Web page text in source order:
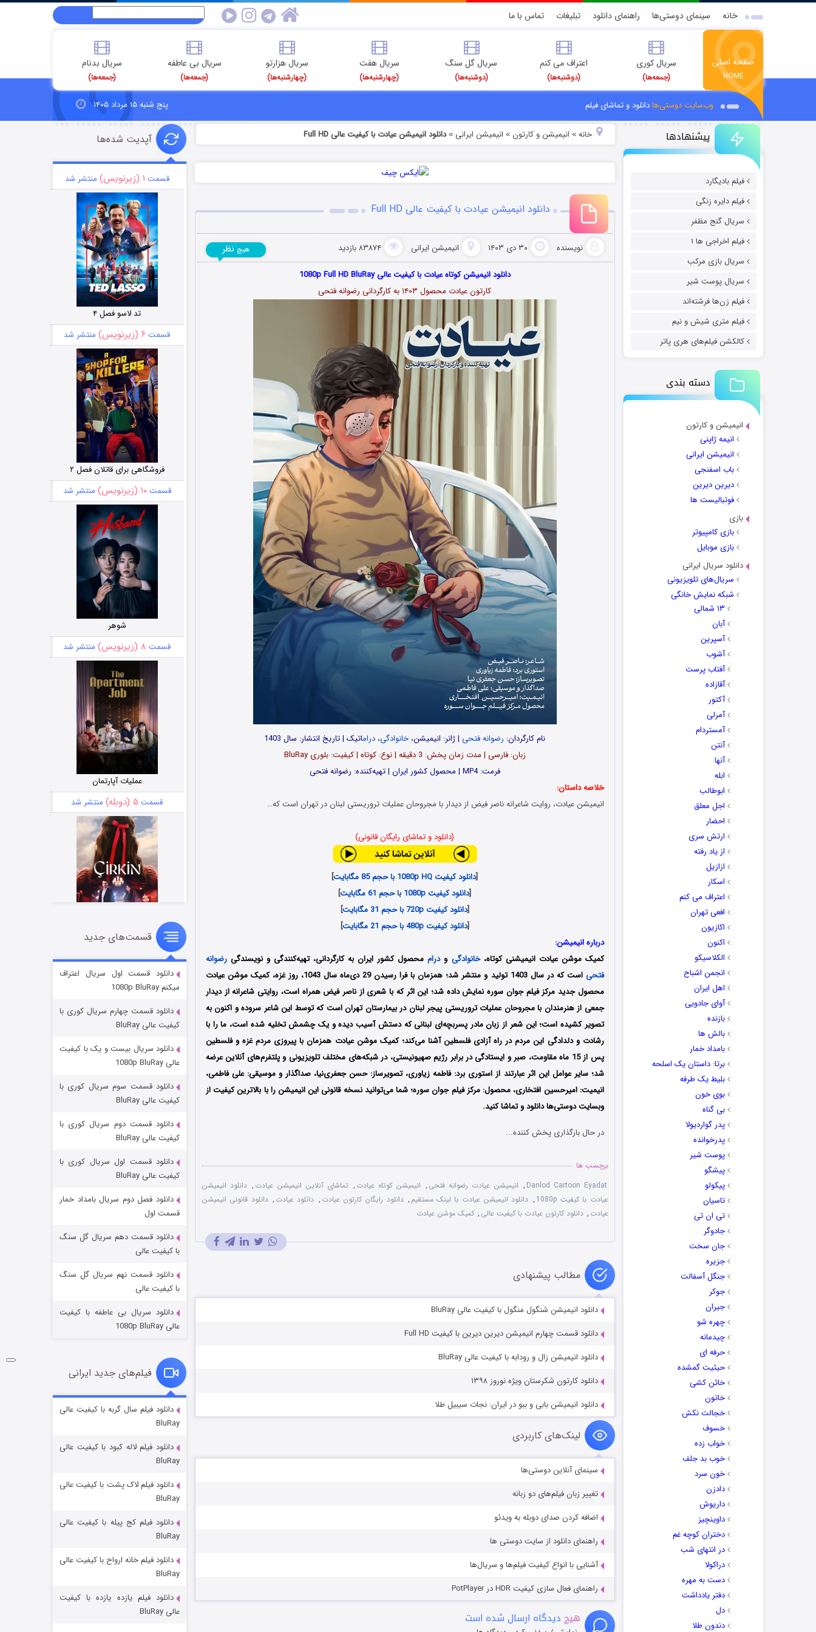
خانه سینمای دوستی‌ها راهنمای دانلود تبلیغات تماس با ما
صفحه اصلی
HOME
سریال کوری
(جمعه‌ها)
اعتراف می کنم
(دوشنبه‌ها)
سریال گل سنگ
(دوشنبه‌ها)
سریال هفت
(چهارشنبه‌ها)
سریال هزارتو
(چهارشنبه‌ها)
سریال بی عاطفه
(جمعه‌ها)
سریال بدنام
(جمعه‌ها)
وب‌سایت دوستی‌هادانلود و تماشای فیلم پنج شنبه ۱۵ مرداد ۱۴۰۵
پیشنهادها
فیلم بادیگارد
فیلم دایره زنگی
سریال گنج مظفر
فیلم اخراجی ها ۱
سریال بازی مرکب
سریال پوست شیر
فیلم زن‌ها فرشته‌اند
فیلم متری شیش و نیم
کالکشن فیلم‌های هری پاتر
دسته بندی
انیمیشن و کارتون
انیمه ژاپنی
انیمیشن ایرانی
باب اسفنجی
دیرین دیرین
فوتبالیست ها
بازی
بازی کامپیوتر
بازی موبایل
دانلود سریال ایرانی
سریال‌های تلویزیونی
شبکه نمایش خانگی
۱۳ شمالی
آبان
آسپرین
آشوب
آفتاب پرست
آقازاده
آکتور
آمرلی
آمستردام
آنتن
آنها
ابله
ابوطالب
اجل معلق
احضار
ارتش سری
از یاد رفته
ازازیل
اسکار
اعتراف می کنم
افعی تهران
اکازیون
اکنون
الکلاسیکو
انجمن اشباح
اهل ایران
آوای جادویی
بازنده
بالش ها
بامداد خمار
برتا: داستان یک اسلحه
بلیط یک‌‌ طرفه
بوی خون
بی گناه
پدر گواردیولا
پدرخوانده
پوست شیر
پیشگو
پیکولو
تاسیان
تی ان تی
جادوگر
جان سخت
جزیره
جنگل آسفالت
جوکر
جیران
چهره شو
چیدمانه
حرفه ای
حیثیت گمشده
خائن کشی
خاتون
خجالت نکش
خسوف
خواب زده
خوب بد جلف
خون سرد
دادزن
داریوش
داوینچیز
دختران کوچه غم
در انتهای شب
دراکولا
دست به مهره
دفتر یادداشت
دل
دندون طلا
خانه» انیمیشن و کارتون » انیمیشن ایرانی »دانلود انیمیشن عیادت با کیفیت عالی Full HD
دانلود انیمیشن عیادت با کیفیت عالی Full HD
نویسنده ۳۰ دی ۱۴۰۳ انیمیشن ایرانی ۸۳۸۷۴ بازدید هیچ نظر
دانلود انیمیشن کوتاه عیادت با کیفیت عالی 1080p Full HD BluRay
کارتون عیادت محصول ۱۴۰۳ به کارگردانی رضوانه فتحی
نام کارگردان: رضوانه فتحی| ژانر: انیمیشن، خانوادگی، دراماتیک | تاریخ انتشار: سال 1403
زبان: فارسی | مدت‌‌ زمان پخش: 3 دقیقه | نوع: کوتاه | کیفیت: بلوری BluRay
فرمت: MP4 | محصول کشور ایران | تهیه‎‌‌کننده: رضوانه فتحی
خلاصه داستان:
انیمیشن عیادت، روایت شاعرانه ناصر فیض از دیدار با مجروحان عملیات تروریستی لبنان در تهران است که…
(دانلود و تماشای رایگان قانونی)
[دانلود کیفیت 1080p HQ با حجم 85 مگابایت
]
[دانلود کیفیت 1080p با حجم 61 مگابایت
]
[دانلود کیفیت 720p با حجم 31 مگابایت
]
[دانلود کیفیت 480p با حجم 21 مگابایت
]
درباره انیمیشن:
کمیک موشن عیادت انیمیشنی کوتاه،خانوادگی ودراممحصول کشور ایران به کارگردانی، تهیه‌کنندگی و نویسندگیرضوانه
فتحی
است که در سال 1403 تولید و منتشر شد؛ همزمان با فرا رسیدن 29 دی‌ماه سال 1043، روز غزه، کمیک موشن عیادت
محصول جدید مرکز فیلم جوان سوره نمایش داده شد؛ این اثر که با شعری از ناصر فیض همراه است، روایتی شاعرانه از دیدار
جمعی از هنرمندان با مجروحان عملیات تروریستی پیجر لبنان در بیمارستان تهران است که توسط این شاعر سروده و اکنون به
تصویر کشیده است؛ این شعر از زبان مادر پسربچه‌ای لبنانی که دستش آسیب دیده و یک چشمش تخلیه شده است، ما را با
رشادت و دلدادگی این مردم در راه آزادی فلسطین آشنا می‌کند؛ کمیک موشن عیادت همزمان با پیروزی مردم غزه و فلسطین
پس از 15 ماه مقاومت، صبر و ایستادگی در برابر رژیم صهیونیستی، در شبکه‌های مختلف تلویزیونی و پلتفرم‌های آنلاین عرضه
شد؛ سایر عوامل این اثر عبارتند از استوری برد: فاطمه زیاوری، تصویرساز: حسن جعفری‌نیا، صداگذار و موسیقی: علی فاطمی،
انیمیت: امیرحسین افتخاری، محصول: مرکز فیلم جوان سوره؛ شما می‌توانید نسخه قانونی این انیمیشن را با بالاترین کیفیت از
وبسایت دوستی‌ها دانلود و تماشا کنید.
در حال بارگذاری پخش کننده...
برچسب ها
Danlod Cartoon Eyadat
, انیمیشن عیادت رضوانه فتحی , انیمیشن کوتاه عیادت , تماشای آنلاین انیمیشن عیادت , دانلود انیمیشن
عیادت با کیفیت 1080p
, دانلود انیمیشن عیادت با لینک مستقیم , دانلود رایگان کارتون عیادت , دانلود عیادت , دانلود قانونی انیمیشن
عیادت , دانلود کارتون عیادت با کیفیت عالی , کمیک موشن عیادت
مطالب پیشنهادی
دانلود انیمیشن شنگول منگول با کیفیت عالی BluRay
دانلود قسمت چهارم انیمیشن دیرین دیرین با کیفیت Full HD
دانلود انیمیشن زال و رودابه با کیفیت عالی BluRay
دانلود کارتون شکرستان ویژه نوروز ۱۳۹۸
دانلود انیمیشن بابی و ببو در ایران: نجات سیبیل طلا
لینک‌های کاربردی
سینمای آنلاین دوستی‌ها
تغییر زبان فیلم‌های دو زبانه
اضافه کردن صدای دوبله به ویدئو
راهنمای دانلود از سایت دوستی ها
آشنایی با انواع کیفیت فیلم‌ها و سریال‌ها
راهنمای فعال سازی کیفیت HDR در PotPlayer
هیچ دیدگاه ارسال شده است
آپدیت شده‌ها
قسمت ۱ (زیرنویس) منتشر شد
تد لاسو فصل ۴
قسمت ۶ (زیرنویس) منتشر شد
فروشگاهی برای قاتلان فصل ۲
قسمت۱۰ (زیرنویس) منتشر شد
شوهر
قسمت ۸ (زیرنویس) منتشر شد
عملیات آپارتمان
قسمت ۵ (دوبله) منتشر شد
سریال زشت
قسمت۲ (زیرنویس) منتشر شد
مردگان متحرک: شهر مرده ۳
شکست استوارت در نجات جهان
قسمت ۷ (زیرنویس) منتشر شد
شوگر فصل ۲
قسمت
خاندان اژدها فصل ۳
قسمت‌های جدید
دانلود قسمت اول سریال اعتراف
میکنم 1080p BluRay
دانلود قسمت چهارم سریال کوری با
کیفیت عالی BluRay
دانلود سریال بیست و یک با کیفیت
عالی 1080p BluRay
دانلود قسمت سوم سریال کوری با
کیفیت عالی BluRay
دانلود قسمت دوم سریال کوری با
کیفیت عالی BluRay
دانلود قسمت اول سریال کوری با
کیفیت عالی BluRay
دانلود فصل دوم سریال بامداد خمار
قسمت اول
دانلود قسمت دهم سریال گل سنگ
با کیفیت عالی
دانلود قسمت نهم سریال گل سنگ
با کیفیت عالی
دانلود سریال بی عاطفه با کیفیت
عالی 1080p BluRay
فیلم‌های جدید ایرانی
دانلود فیلم سال گربه با کیفیت عالی
BluRay
دانلود فیلم لاله کبود با کیفیت عالی
BluRay
دانلود فیلم لاک پشت با کیفیت عالی
BluRay
دانلود فیلم کج‌ پیله با کیفیت عالی
BluRay
دانلود فیلم خانه ارواح با کیفیت عالی
BluRay
دانلود فیلم یازده یازده با کیفیت
عالی BluRay